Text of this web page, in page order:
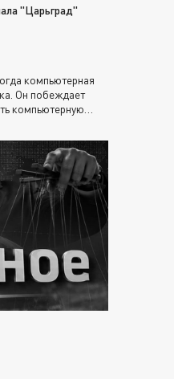
"Царьград"
компьютерная
Он побеждает
компьютерную